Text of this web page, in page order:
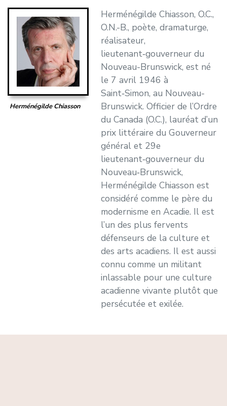
Herménégilde Chiasson
Herménégilde Chiasson, O.C.,
O.N.-B., poète, dramaturge,
réalisateur,
lieutenant‑gouverneur du
Nouveau-Brunswick, est né
le 7 avril 1946 à
Saint‑Simon, au Nouveau-
Brunswick. Officier de l’Ordre
du Canada (O.C.), lauréat d’un
prix littéraire du Gouverneur
général et 29e
lieutenant‑gouverneur du
Nouveau‑Brunswick,
Herménégilde Chiasson est
considéré comme le père du
modernisme en Acadie. Il est
l’un des plus fervents
défenseurs de la culture et
des arts acadiens. Il est aussi
connu comme un militant
inlassable pour une culture
acadienne vivante plutôt que
persécutée et exilée.